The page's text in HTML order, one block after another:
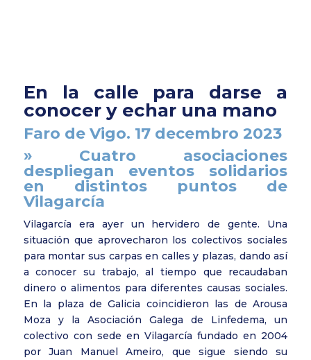
En la calle para darse a
conocer y echar una mano
Faro de Vigo. 17 decembro 2023
» Cuatro asociaciones
despliegan eventos solidarios
en distintos puntos de
Vilagarcía
Vilagarcía era ayer un hervidero de gente. Una
situación que aprovecharon los colectivos sociales
para montar sus carpas en calles y plazas, dando así
a conocer su trabajo, al tiempo que recaudaban
dinero o alimentos para diferentes causas sociales.
En la plaza de Galicia coincidieron las de Arousa
Moza y la Asociación Galega de Linfedema, un
colectivo con sede en Vilagarcía fundado en 2004
por Juan Manuel Ameiro, que sigue siendo su